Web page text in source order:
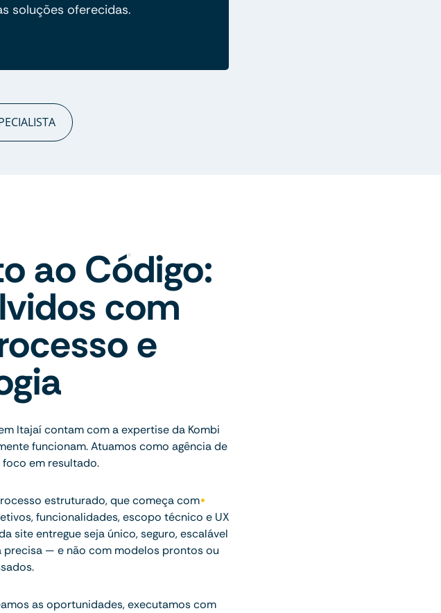
soluções oferecidas.
ao Código:
com
e
Itajaí contam com a expertise da Kombi
funcionam. Atuamos como agência de
em resultado.
estruturado, que começa com
funcionalidades, escopo técnico e UX
site entregue seja único, seguro, escalável
— e não com modelos prontos ou
as oportunidades, executamos com